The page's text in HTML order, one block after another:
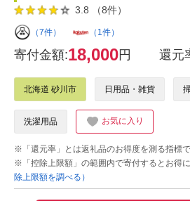
3.8 （8件）
（7件） （1件）
寄付金額:18,000円 還元
北海道 砂川市 日用品・雑貨
洗濯用品 お気に入り
※「還元率」とは返礼品のお得度を測る指標
※「控除上限額」の範囲内で寄付するとお得
除上限額を調べる）